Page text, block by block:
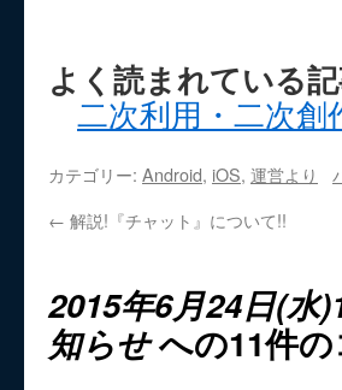
よく読まれている
二次利用・二次
カテゴリー: Android, iOS, 運営より
← 解説!『チャット』について!!
2015年6月24日(水
知らせへの11件の